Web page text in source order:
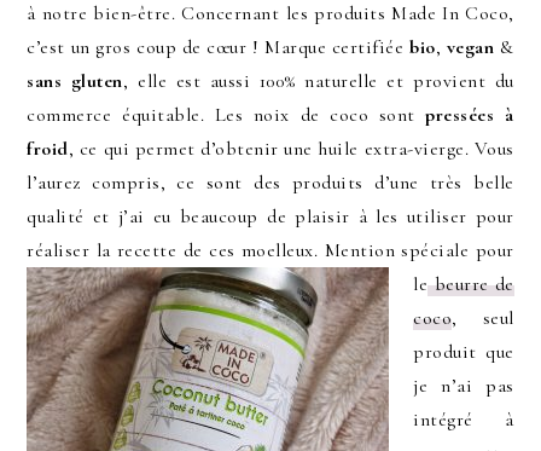
à notre bien-être. Concernant les produits Made In Coco,
c’est un gros coup de cœur ! Marque certifiéebio, vegan &
sans gluten, elle est aussi 100% naturelle et provient du
commerce équitable. Les noix de coco sontpressées à
froid, ce qui permet d’obtenir une huile extra-vierge. Vous
l’aurez compris, ce sont des produits d’une très belle
qualité et j’ai eu beaucoup de plaisir à les utiliser pour
réaliser la recette de ces moelleux. Mention spéciale pour
lebeurre de
coco, seul
produit que
je n’ai pas
intégré à